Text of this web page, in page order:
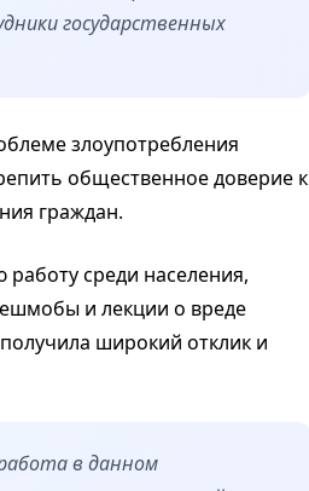
государственных
злоупотребления
общественное доверие к
граждан.
среди населения,
и лекции о вреде
широкий отклик и
в данном